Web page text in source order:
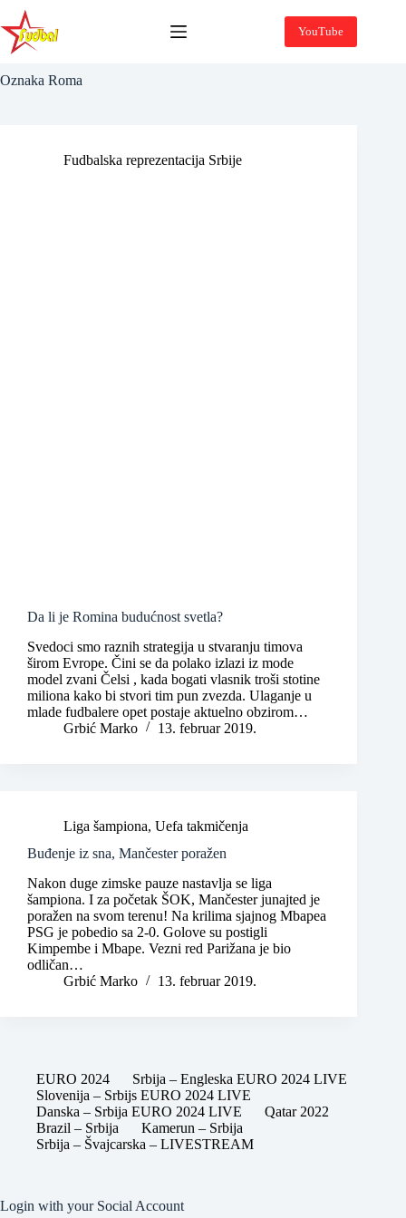
Skip
to
content
YouTube
Oznaka Roma
Fudbalska reprezentacija Srbije
Da li je Romina budućnost svetla?
Svedoci smo raznih strategija u stvaranju timova
širom Evrope. Čini se da polako izlazi iz mode
model zvani Čelsi , kada bogati vlasnik troši stotine
miliona kako bi stvori tim pun zvezda. Ulaganje u
mlade fudbalere opet postaje aktuelno obzirom…
Grbić Marko
13. februar 2019.
Liga šampiona, Uefa takmičenja
Buđenje iz sna, Mančester poražen
Nakon duge zimske pauze nastavlja se liga
šampiona. I za početak ŠOK, Mančester junajted je
poražen na svom terenu! Na krilima sjajnog Mbapea
PSG je pobedio sa 2-0. Golove su postigli
Kimpembe i Mbape. Vezni red Parižana je bio
odličan…
Grbić Marko
13. februar 2019.
EURO 2024
Srbija – Engleska EURO 2024 LIVE
Slovenija – Srbijs EURO 2024 LIVE
Danska – Srbija EURO 2024 LIVE
Qatar 2022
Brazil – Srbija
Kamerun – Srbija
Srbija – Švajcarska – LIVESTREAM
Login with your Social Account